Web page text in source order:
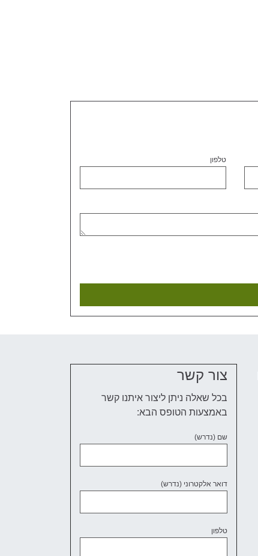
טלפון
צור קשר
בכל שאלה ניתן ליצור איתנו קשר
באמצעות הטופס הבא:
שם (נדרש)
דואר אלקטרוני (נדרש)
טלפון